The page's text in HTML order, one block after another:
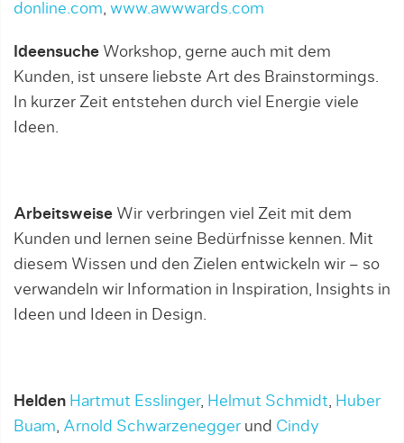
donline.com, www.awwwards.com
Ideensuche Workshop, gerne auch mit dem
Kunden, ist unsere liebste Art des Brainstormings.
In kurzer Zeit entstehen durch viel Energie viele
Ideen.
Arbeitsweise Wir verbringen viel Zeit mit dem
Kunden und lernen seine Bedürfnisse kennen. Mit
diesem Wissen und den Zielen entwickeln wir – so
verwandeln wir Information in Inspiration, Insights in
Ideen und Ideen in Design.
Helden Hartmut Esslinger, Helmut Schmidt, Huber
Buam, Arnold Schwarzenegger und Cindy